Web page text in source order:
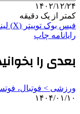
۱۴۰۲/۱۲/۲۴
کمتر از یک دقیقه
فیس بوک توییتر (X)
رایانامه چاپ
بعدی را
ورزشی > فوتبال،
۱۴۰۴/۰۱/۱۰